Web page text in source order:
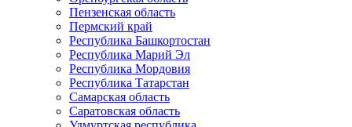
Пензенская область
Пермский край
Республика Башкортостан
Республика Марий Эл
Республика Мордовия
Республика Татарстан
Самарская область
Саратовская область